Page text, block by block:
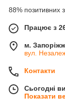
88% позитивних з
Працює з
м.
вул.
Контакти
Сьогодні
Показати